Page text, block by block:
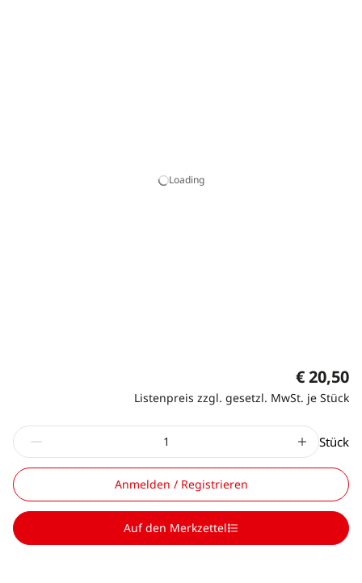
Loading
€ 20,50
Listenpreis zzgl. gesetzl. MwSt. je Stück
Stück
Anmelden / Registrieren
Auf den Merkzettel